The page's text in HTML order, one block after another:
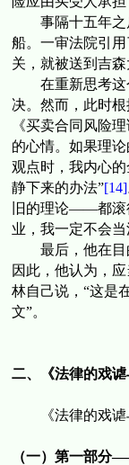
事隔十五年
船。一审法院引
关，就被送到吉
在重新思考
决。然而，此时
《买卖合同风险
的心情。如果理
观点时，我内心
静下来的办法”[14]
旧的理论——都滚
业，我一定不会
最后，他在
因此，他认为，
林自己说，“这是
文”。
二、《法律的戏谑
《法律的戏
（一）第一部分